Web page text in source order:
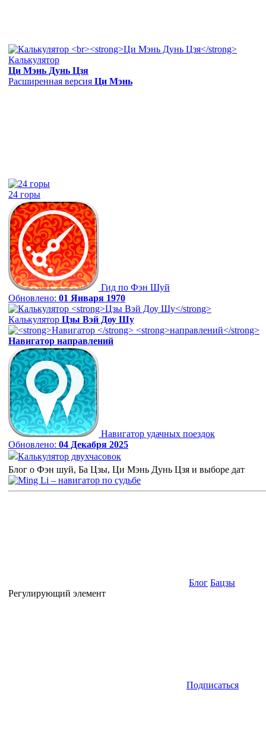
Калькулятор
Ци Мэнь Дунь Цзя
Расширенная версия Ци Мэнь
24 горы
Гид по Фэн Шуй
Обновлено: 01 Января 1970
Калькулятор Цзы Вэй Доу Шу
Навигатор направлений
Навигатор удачных поездок
Обновлено: 04 Декабря 2025
Калькулятор двухчасовок
Блог о Фэн шуй, Ба Цзы, Ци Мэнь Дунь Цзя и выборе дат
Блог Бацзы
Регулирующий элемент
Подписаться